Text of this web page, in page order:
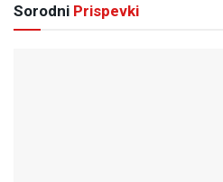
Sorodni Prispevki